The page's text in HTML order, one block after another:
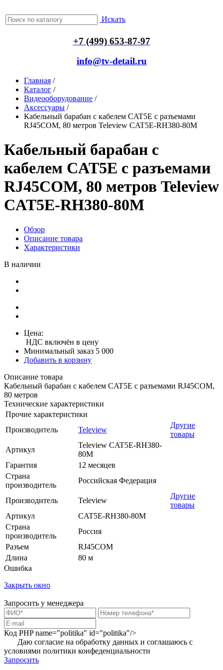
Искать
+7 (499) 653-87-97
info@tv-detail.ru
Главная /
Каталог /
Видеооборудование /
Аксессуары /
Кабельный барабан с кабелем CAT5E с разъемами
RJ45COM, 80 метров Teleview CAT5E-RH380-80M
Кабельный барабан с
кабелем CAT5E с разъемами
RJ45COM, 80 метров Teleview
CAT5E-RH380-80M
Обзор
Описание товара
Характеристики
В наличии
Цена:
НДС включён в цену
Минимальный заказ 5 000
Добавить в корзину
Описание товара
Кабельный барабан с кабелем CAT5E с разъемами RJ45COM,
80 метров
Технические характеристики
Прочие характеристики
Производитель
Teleview
Другие
товары
Артикул
Teleview CAT5E-RH380-
80M
Гарантия
12 месяцев
Страна
производитель
Российская Федерация
Производитель Teleview
Другие
товары
Артикул
CAT5E-RH380-80M
Страна
производитель
Россия
Разъем
RJ45COM
Длина
80 м
Ошибка
Закрыть окно
Запросить у менеджера
Код PHPname="politika" id="politika"/>
Даю согласие на обработку данных и соглашаюсь с
условиями политики конфеденциальности
Запросить